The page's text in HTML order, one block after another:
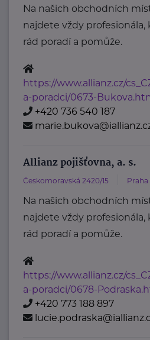
Na našich obchodních
najdete vždy profesionála,
rád poradí a pomůže.
https://www.allianz.cz/
a-poradci/0673-
+420 736 540 187
Allianz pojišťovna, a. s.
Českomoravská 2420/15 Praha
Na našich obchodních
najdete vždy profesionála,
rád poradí a pomůže.
https://www.allianz.cz/
a-poradci/0678-
+420 773 188 897